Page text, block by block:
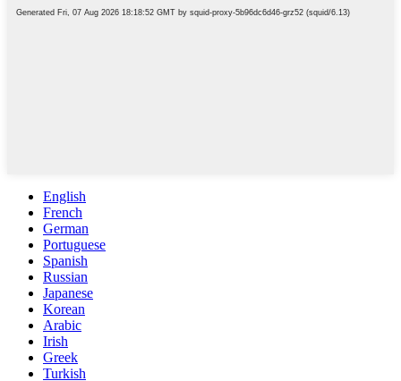
English
French
German
Portuguese
Spanish
Russian
Japanese
Korean
Arabic
Irish
Greek
Turkish